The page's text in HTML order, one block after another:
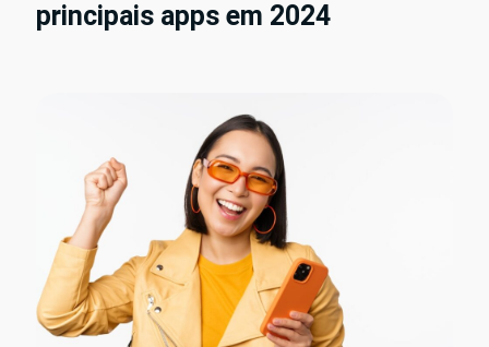
principais apps em 2024